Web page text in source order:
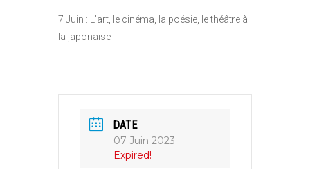
7 Juin : L’art, le cinéma, la poésie, le théâtre à
la japonaise
DATE
07 Juin 2023
Expired!